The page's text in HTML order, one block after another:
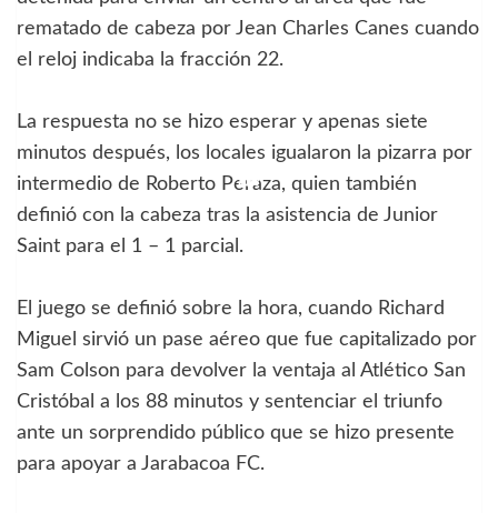
rematado de cabeza por Jean Charles Canes cuando
el reloj indicaba la fracción 22.
La respuesta no se hizo esperar y apenas siete
minutos después, los locales igualaron la pizarra por
intermedio de Roberto Peraza, quien también
definió con la cabeza tras la asistencia de Junior
Saint para el 1 – 1 parcial.
El juego se definió sobre la hora, cuando Richard
Miguel sirvió un pase aéreo que fue capitalizado por
Sam Colson para devolver la ventaja al Atlético San
Cristóbal a los 88 minutos y sentenciar el triunfo
ante un sorprendido público que se hizo presente
para apoyar a Jarabacoa FC.